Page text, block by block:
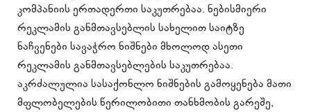
კომპანიის ერთადერთი საკუთრებაა. ნებისმიერი
რეკლამის განმთავსებლის სახელით საიტზე
ნაჩვენები სავაჭრო ნიშნები მხოლოდ ასეთი
რეკლამის განმთავსებლების საკუთრებაა.
აკრძალულია სასაქონლო ნიშნების გამოყენება მათი
მფლობელების წერილობითი თანხმობის გარეშე,